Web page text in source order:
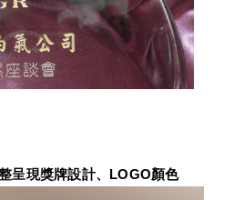
現獎牌設計、LOGO顏色